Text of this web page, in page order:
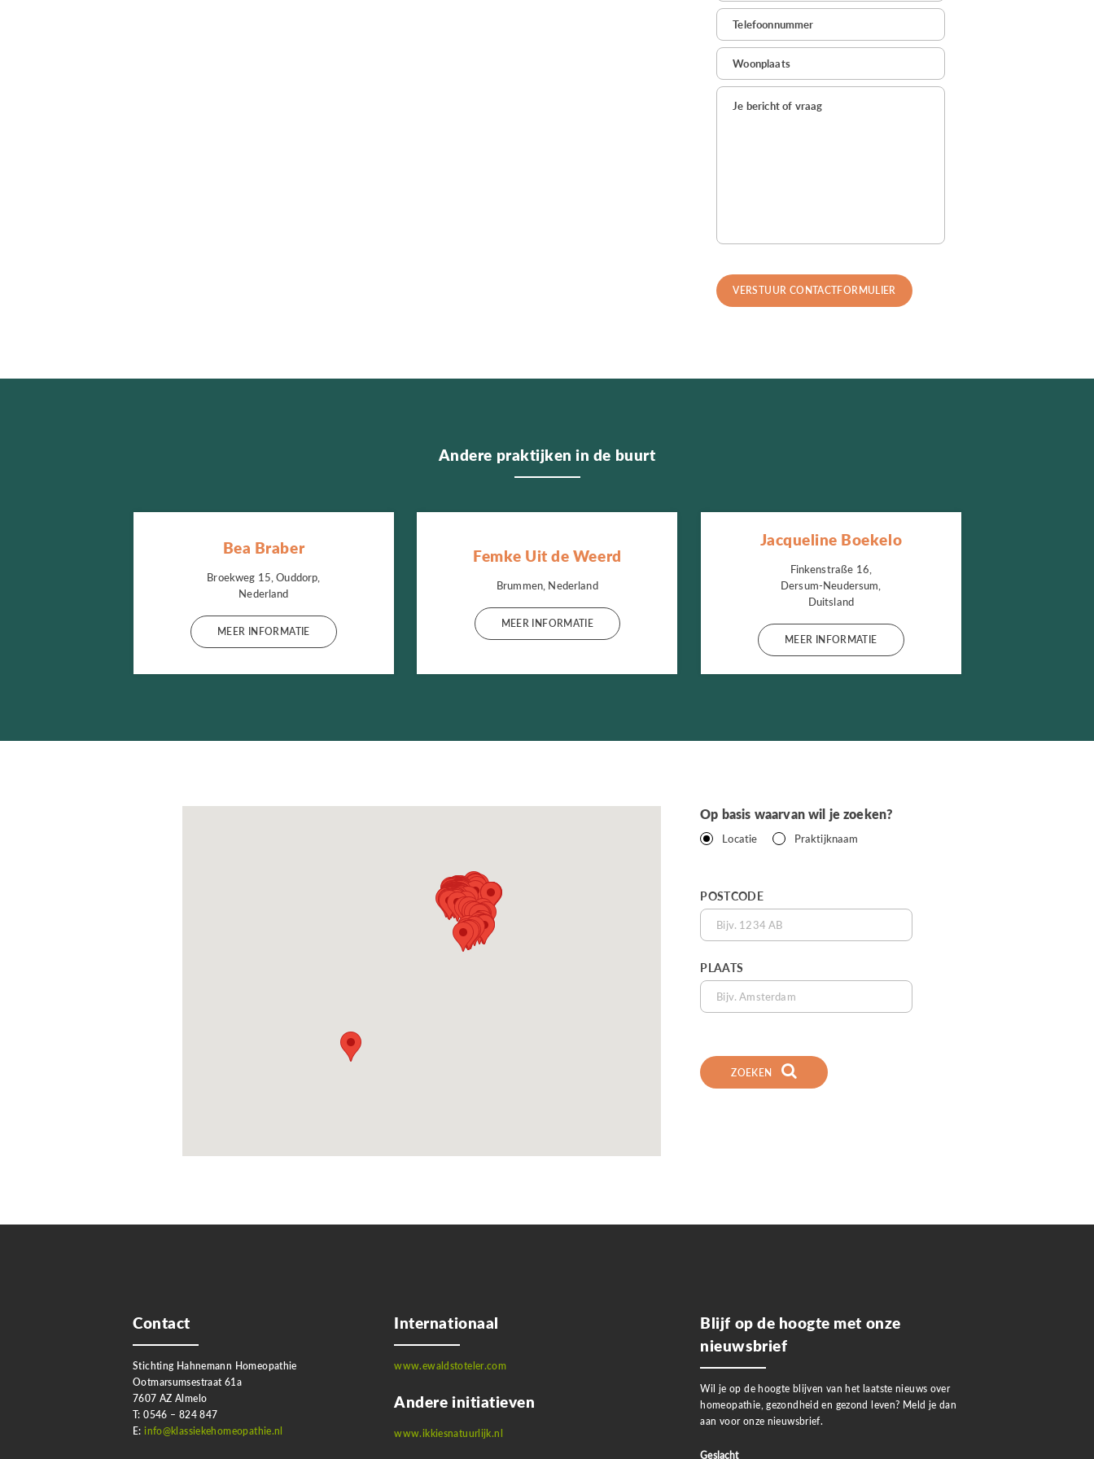
Andere praktijken in de buurt
Bea Braber
Broekweg 15, Ouddorp,
Nederland
MEER INFORMATIE
Femke Uit de Weerd
Brummen, Nederland
MEER INFORMATIE
Jacqueline Boekelo
Finkenstraße 16,
Dersum-Neudersum,
Duitsland
MEER INFORMATIE
Op basis waarvan wil je zoeken?
Locatie Praktijknaam
POSTCODE
PLAATS
ZOEKEN
Contact
Stichting Hahnemann Homeopathie
Ootmarsumsestraat 61a
7607 AZ Almelo
T: 0546 – 824 847
E:info@klassiekehomeopathie.nl
Internationaal
www.ewaldstoteler.com
Andere initiatieven
www.ikkiesnatuurlijk.nl
Blijf op de hoogte met onze
nieuwsbrief
Wil je op de hoogte blijven van het laatste nieuws over
homeopathie, gezondheid en gezond leven? Meld je dan
aan voor onze nieuwsbrief.
Geslacht